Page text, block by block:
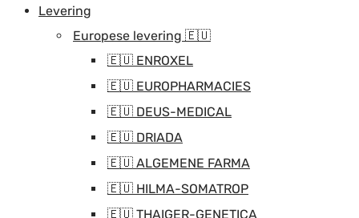
Levering
Europese levering 🇪🇺
🇪🇺 ENROXEL
🇪🇺 EUROPHARMACIES
🇪🇺 DEUS-MEDICAL
🇪🇺 DRIADA
🇪🇺 ALGEMENE FARMA
🇪🇺 HILMA-SOMATROP
🇪🇺 THAIGER-GENETICA